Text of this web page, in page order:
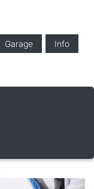
Garage Info